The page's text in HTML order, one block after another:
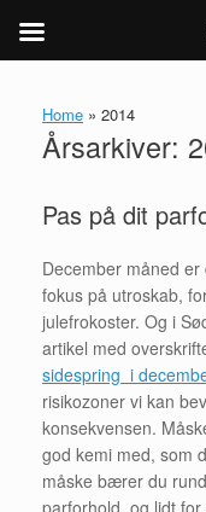
indholdHome » 2014
Årsarkiver:
Pas på dit
December måned
fokus på utroskab,
julefrokoster. Og i
artikel med
sidespring i
risikozoner vi kan
konsekvensen.
god kemi med, som
måske bærer du
parforhold, og lidt